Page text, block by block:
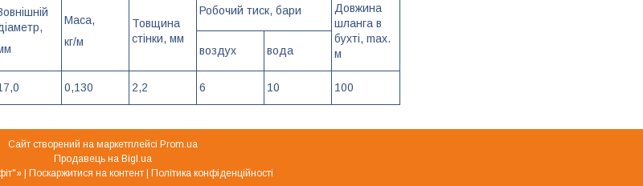
Маса,
кг/м
Товщина
стінки, мм
Робочий тиск, бари
Довжина
шланга в
бухті, max.
м
воздух вода
0,130 2,2 6 10 100
Сайт створений на маркетплейсі Prom.ua
Продавець на Bigl.ua
ТОВ «ТЦ "Профіт"» | Поскаржитися на контент | Політика конфіденційності